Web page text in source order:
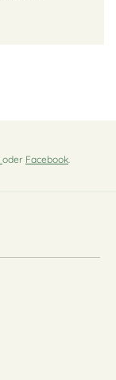
oder Facebook.